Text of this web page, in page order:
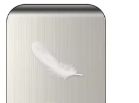
0,1g nauwkeurigheid,
OEM/ODM ondersteund,